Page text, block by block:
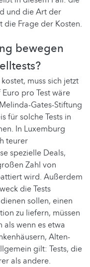
und die Art der
die Frage der Kosten.
bewegen
muss sich jetzt
pro Test wäre
Gates-Stiftung
für solche Tests in
In Luxemburg
teurer
spezielle Deals,
Zahl von
wird. Außerdem
die Tests
sollen, einen
zu liefern, müssen
als wenn es etwa
Alten-
gilt: Tests, die
als andere.